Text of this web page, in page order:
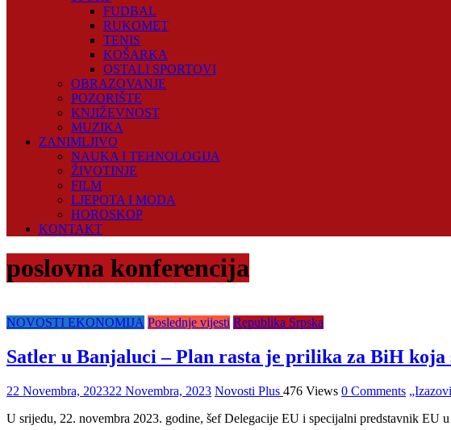
FUDBAL
RUKOMET
TENIS
KOŠARKA
OSTALI SPORTOVI
OBRAZOVANJE
POZORIŠTE
KNJIŽEVNOST
MUZIKA
ZANIMLJIVO
NAUKA I TEHNOLOGIJA
ŽIVOTINJE
FILM
LJEPOTA I MODA
HOROSKOP
KONTAKT
poslovna konferencija
NOVOSTI EKONOMIJA Poslednje vijesti Republika Srpska
Satler u Banjaluci – Plan rasta je prilika za BiH koja
22 Novembra, 202322 Novembra, 2023 Novosti Plus 476 Views 0 Comments
U srijedu, 22. novembra 2023. godine, šef Delegacije EU i specijalni predstavnik EU